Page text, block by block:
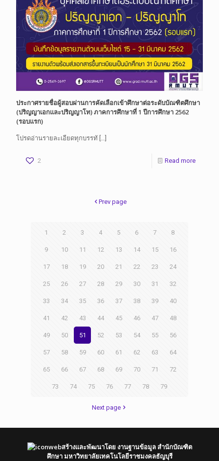
ประกาศรายชื่อผู้สอบผ่านการคัดเลือกเข้าศึกษาต่อระดับบัณฑิตศึกษา
(ปริญญาเอกและปริญญาโท) ภาคการศึกษาที่ 1 ปีการศึกษา 2562
(รอบแรก)
โปรดอ่านรายละเอียดทุกบรรทั
2 Read more
Prev page
1 2 3 4 5 6 7 8
9 10 11 12 13 14 15 16
17 18 19 20 21 22 23 24
25 26 27 28 29 30 31 32
33 34 35 36 37 38 39 40
41 42 43 44 45 46 47 48
49 50 51 52 53 54 55 56
57 58 59 60 61 62 63 64
65 66 67 68 69 70 71 72
73 74 75 76 77 78 79
Next page
สร้างและพัฒนาโดย งานฐานข้อมูล สำนักบัณฑิต
ศึกษา มหาวิทยาลัยเทคโนโลยีราชมงคลธัญบุรี